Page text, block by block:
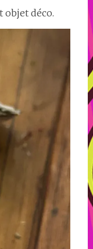
objet déco.